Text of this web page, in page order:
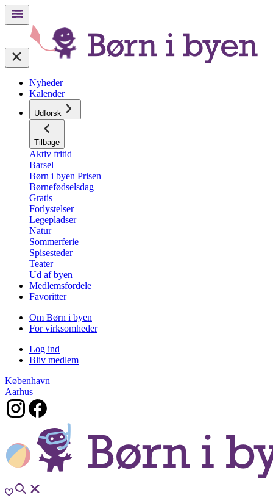
Nyheder
Kalender
Udforsk
Tilbage
Aktiv fritid
Barsel
Børn i byen Prisen
Børnefødselsdag
Gratis
Forlystelser
Legepladser
Natur
Sommerferie
Spisesteder
Teater
Ud af byen
Medlemsfordele
Favoritter
Om Børn i byen
For virksomheder
Log ind
Bliv medlem
København|
Aarhus